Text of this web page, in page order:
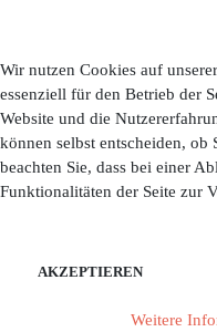
Wir nutzen Cookies auf
essenziell für den Betrieb der
Website und die
können selbst entscheiden, ob
beachten Sie, dass bei einer
Funktionalitäten der Seite zur
AKZEPTIEREN
Weitere